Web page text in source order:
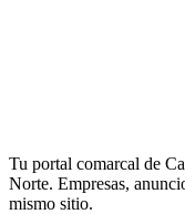
Tu portal comarcal de
Norte. Empresas,
mismo sitio.